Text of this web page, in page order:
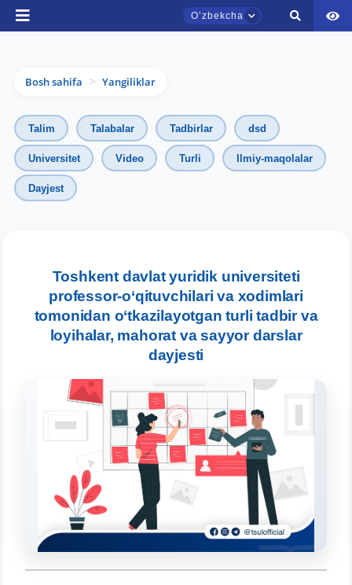
Oʼzbekcha
Bosh sahifa > Yangiliklar
Talim Talabalar Tadbirlar dsd
Universitet Video Turli Ilmiy-maqolalar
Dayjest
Toshkent davlat yuridik universiteti
professor-o‘qituvchilari va xodimlari
tomonidan o‘tkazilayotgan turli tadbir va
loyihalar, mahorat va sayyor darslar
dayjesti
Onlayn
Assalomu alaykum! TDYU qabul murojaatlari
chatiga xush kelibsiz.
chatda qoldiring.
Mavzuni tanlang — keyin shu mavzudagi aniq
savollar chiqadi:
1. Hujjatlar (bakalavr) (5) 2. Hujjatlar (magistr) (4)
4. Suhbat (magistr) (5)
5. To'lov-kontrakt (2) 6. Elektron ariza (16)